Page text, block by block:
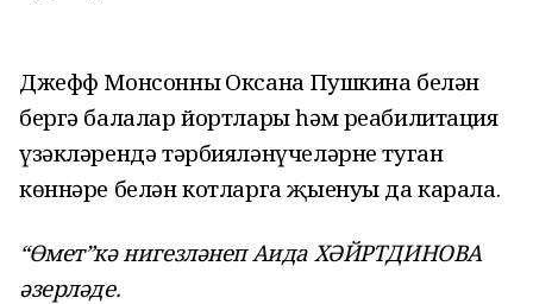
Джефф Монсонның Оксана Пушкина белән
бергә балалар йортлары һәм реабилитация
үзәкләрендә тәрбияләнүчеләрне туган
көннәре белән котларга җыенуы да карала.
“Өмет”кә нигезләнеп Аида ХӘЙРТДИНОВА
әзерләде.